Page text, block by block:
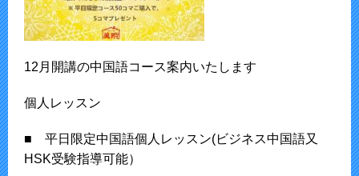
12月開講の中国語コース案内いたします
個人レッスン
■ 平日限定中国語個人レッスン(ビジネス中国語又
HSK受験指導可能）